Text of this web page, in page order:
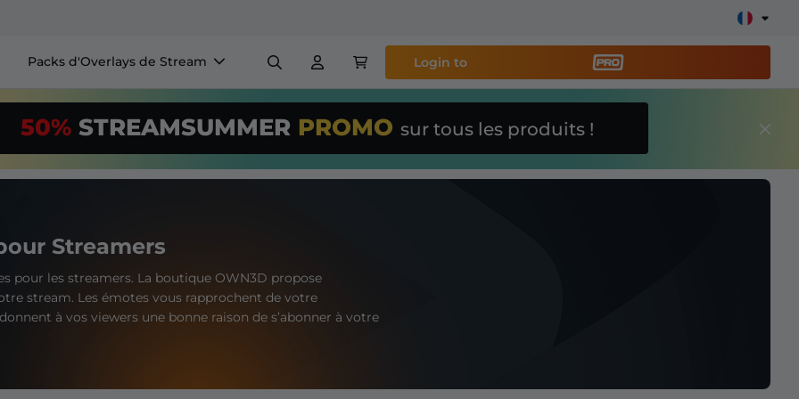
Month*
GRATUITS
Utilisez notreoutil de streaming PROet
S'abonner
à
Packs d'Overlays de Stream
Générateurs
Login to
50% STREAMSUMMER PROMO sur tous les produits !
Streamers
pour les streamers. La boutique OWN3D propose
stream. Les émotes vous rapprochent de votre
à vos viewers une bonne raison de s’abonner à votre